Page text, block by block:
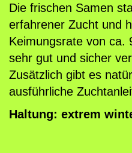
a
r
r
a
c
e
n
Die frischen Samen
erfahrener Zucht und
Keimungsrate von ca.
sehr gut und sicher
Zusätzlich gibt es
ausführliche
Haltung: extrem